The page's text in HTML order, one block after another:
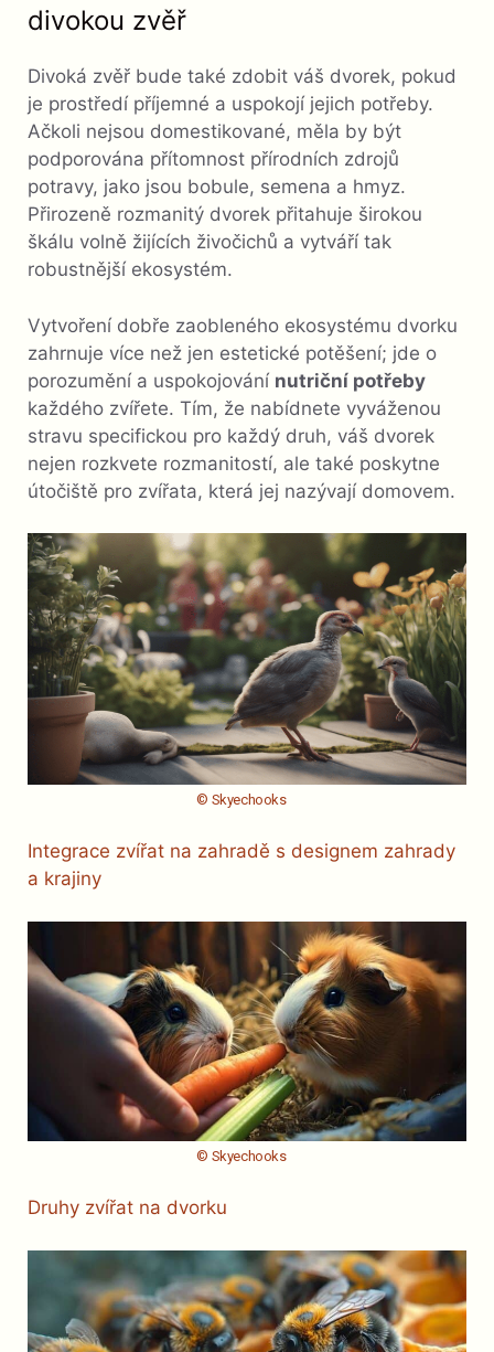
divokou zvěř
Divoká zvěř bude také zdobit váš dvorek, pokud
je prostředí příjemné a uspokojí jejich potřeby.
Ačkoli nejsou domestikované, měla by být
podporována přítomnost přírodních zdrojů
potravy, jako jsou bobule, semena a hmyz.
Přirozeně rozmanitý dvorek přitahuje širokou
škálu volně žijících živočichů a vytváří tak
robustnější ekosystém.
Vytvoření dobře zaobleného ekosystému dvorku
zahrnuje více než jen estetické potěšení; jde o
porozumění a uspokojování nutriční potřeby
každého zvířete. Tím, že nabídnete vyváženou
stravu specifickou pro každý druh, váš dvorek
nejen rozkvete rozmanitostí, ale také poskytne
útočiště pro zvířata, která jej nazývají domovem.
© Skyechooks
Integrace zvířat na zahradě s designem zahrady
a krajiny
© Skyechooks
Druhy zvířat na dvorku